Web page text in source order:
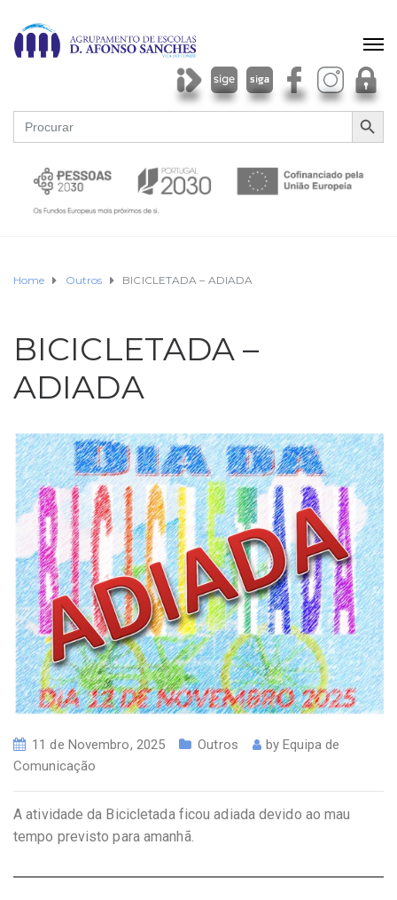
Search
for:
SEARCH
Home Outros BICICLETADA – ADIADA
BICICLETADA –
ADIADA
11 de Novembro, 2025 Outros byEquipa de
Comunicação
A atividade da Bicicletada ficou adiada devido ao mau
tempo previsto para amanhã.